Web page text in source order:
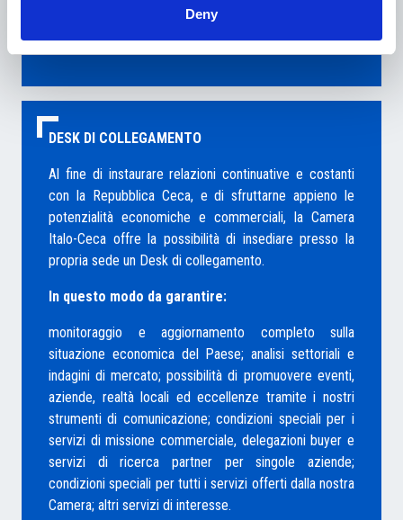
Deny
ventuali altri servizi specificamente
DESK DI COLLEGAMENTO
Al fine di instaurare relazioni continuative e costanti
con la Repubblica Ceca, e di sfruttarne appieno le
potenzialità economiche e commerciali, la Camera
Italo-Ceca offre la possibilità di insediare presso la
propria sede un Desk di collegamento.
In questo modo da garantire:
monitoraggio e aggiornamento completo sulla
situazione economica del Paese; analisi settoriali e
indagini di mercato; possibilità di promuovere eventi,
aziende, realtà locali ed eccellenze tramite i nostri
strumenti di comunicazione; condizioni speciali per i
servizi di missione commerciale, delegazioni buyer e
servizi di ricerca partner per singole aziende;
condizioni speciali per tutti i servizi offerti dalla nostra
Camera; altri servizi di interesse.